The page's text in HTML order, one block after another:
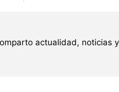
actualidad, noticias